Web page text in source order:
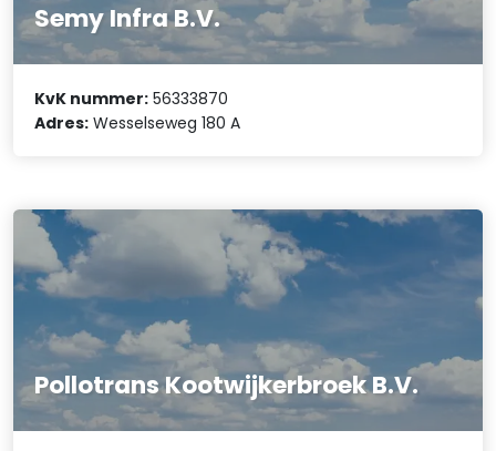
Semy Infra B.V.
KvK nummer: 56333870
Adres: Wesselseweg 180 A
Pollotrans Kootwijkerbroek B.V.